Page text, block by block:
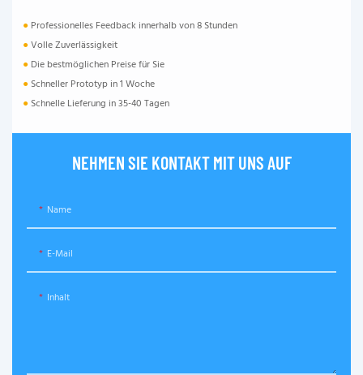
● Professionelles Feedback innerhalb von 8 Stunden
●Volle Zuverlässigkeit
● Die bestmöglichen Preise für Sie
● Schneller Prototyp in 1 Woche
● Schnelle Lieferung in 35-40 Tagen
NEHMEN SIE KONTAKT MIT UNS AUF
Name
E-Mail
Inhalt